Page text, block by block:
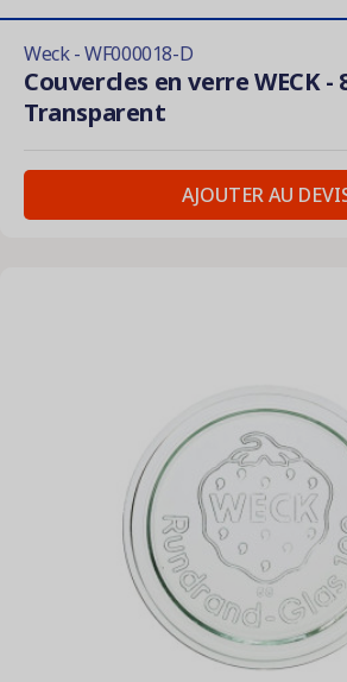
Weck - WF000018-D
Couvercles en verre WECK -
Transparent
AJOUTER AU